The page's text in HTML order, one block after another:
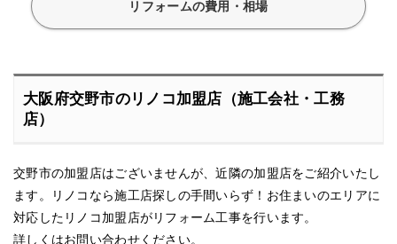
リフォームの費用・相場
大阪府交野市のリノコ加盟店（施工会社・工務
店）
交野市の加盟店はございませんが、近隣の加盟店をご紹介いたし
ます。リノコなら施工店探しの手間いらず！お住まいのエリアに
対応したリノコ加盟店がリフォーム工事を行います。
詳しくはお問い合わせください。